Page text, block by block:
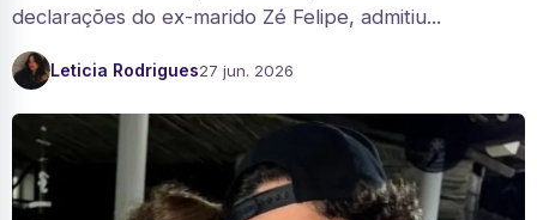
declarações do ex-marido Zé Felipe, admitiu...
Leticia Rodrigues27 jun. 2026